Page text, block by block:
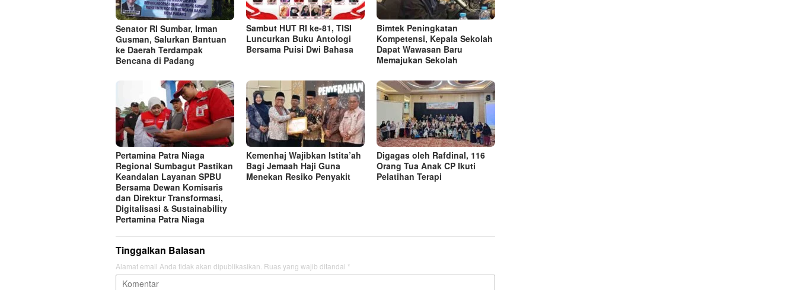
Senator RI Sumbar, Irman
Gusman, Salurkan Bantuan
ke Daerah Terdampak
Bencana di Padang
Sambut HUT RI ke-81, TISI
Luncurkan Buku Antologi
Bersama Puisi Dwi Bahasa
Bimtek Peningkatan
Kompetensi, Kepala Sekolah
Dapat Wawasan Baru
Memajukan Sekolah
Pertamina Patra Niaga
Regional Sumbagut Pastikan
Keandalan Layanan SPBU
Bersama Dewan Komisaris
dan Direktur Transformasi,
Digitalisasi & Sustainability
Pertamina Patra Niaga
Kemenhaj Wajibkan Istita’ah
Bagi Jemaah Haji Guna
Menekan Resiko Penyakit
Digagas oleh Rafdinal, 116
Orang Tua Anak CP Ikuti
Pelatihan Terapi
Tinggalkan Balasan
Alamat email Anda tidak akan dipublikasikan. Ruas yang wajib ditandai *